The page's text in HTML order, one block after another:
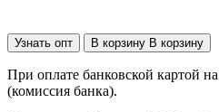
Узнать опт В корзину В корзину
При оплате банковской картой
(комиссия банка).